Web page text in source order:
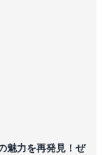
魅力を再発見！ぜ